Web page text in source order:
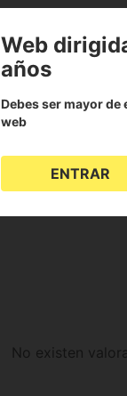
Purple Cookies
No existen
Web
años
Debes ser mayor de
web
ENTRAR